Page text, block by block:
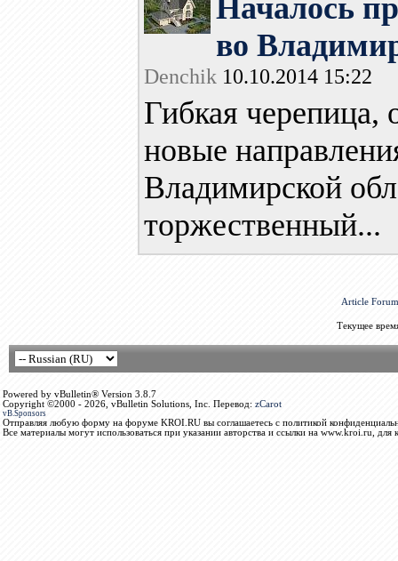
Началось
во
Denchik 10.10.2014 15:22
Гибкая черепица,
новые
Владимирской
торжественный...
Article Forum
Текущее
Powered by vBulletin® Version 3.8.7
Copyright ©2000 - 2026, vBulletin Solutions, Inc. Перевод: zCarot
vB.Sponsors
Отправляя любую форму на форуме KROI.RU вы соглашаетесь с политикой
Все материалы могут использоваться при указании авторства и ссылки на www.kroi.ru, для